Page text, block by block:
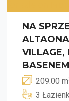
NA
VILLAGE,
BASENEM
209.00 m
3